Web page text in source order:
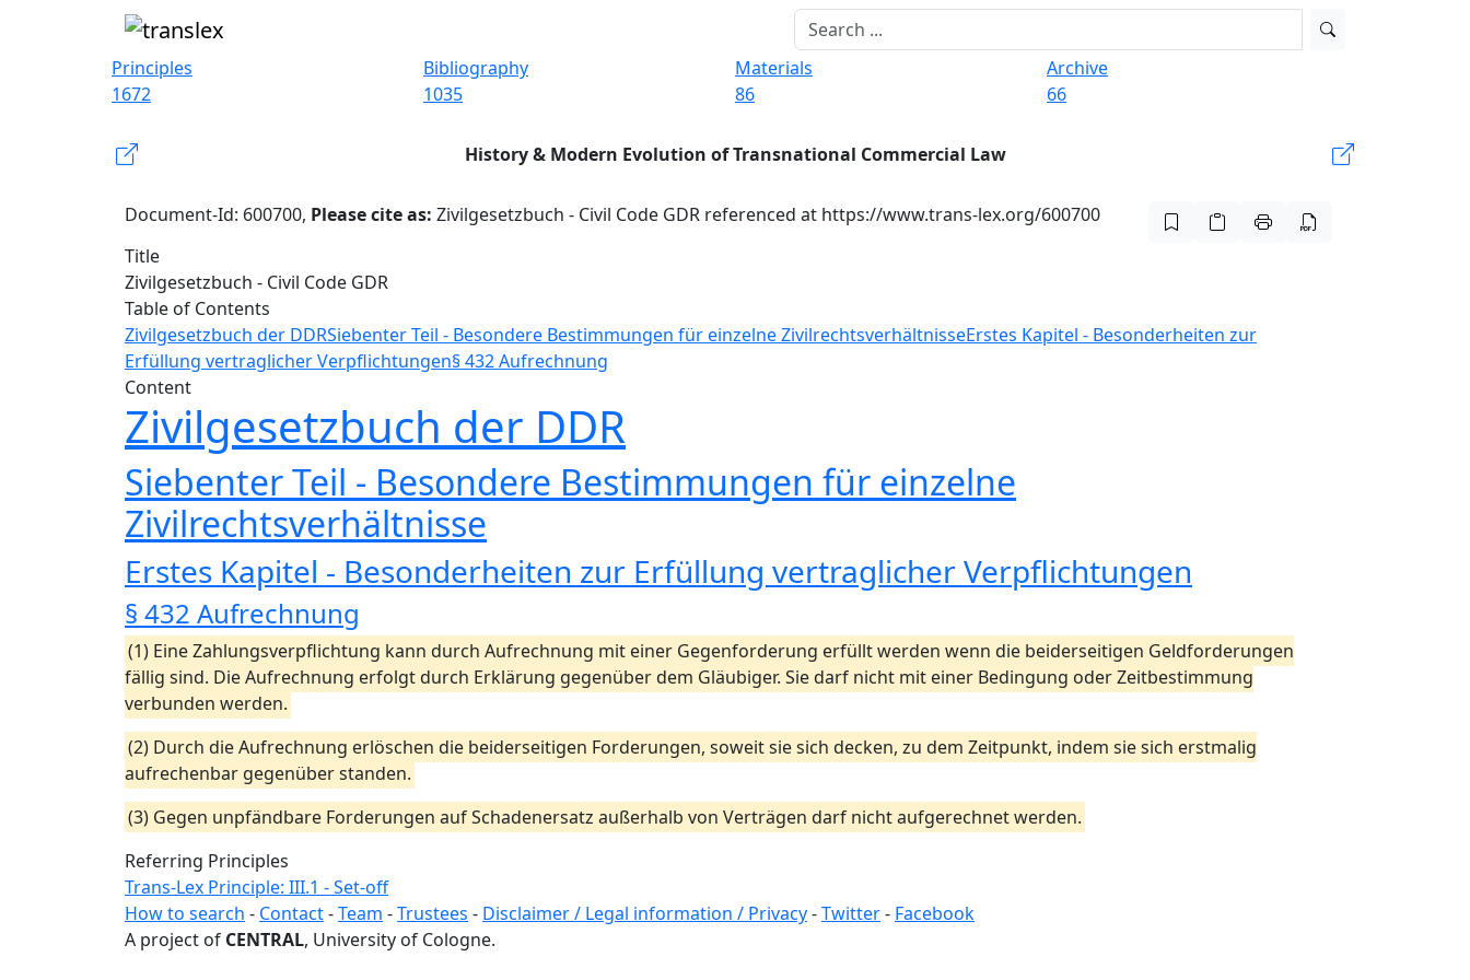
Principles
1672
Bibliography
1035
Materials
86
Archive
66
History & Modern Evolution of Transnational Commercial Law
Document-Id: 600700, Please cite as: Zivilgesetzbuch - Civil Code GDR referenced at https://www.trans-lex.org/600700
Title
Zivilgesetzbuch - Civil Code GDR
Table of Contents
Zivilgesetzbuch der DDRSiebenter Teil - Besondere Bestimmungen für einzelne ZivilrechtsverhältnisseErstes Kapitel - Besonderheiten zur
Erfüllung vertraglicher Verpflichtungen§ 432 Aufrechnung
Content
Zivilgesetzbuch der DDR
Siebenter Teil - Besondere Bestimmungen für einzelne
Zivilrechtsverhältnisse
Erstes Kapitel - Besonderheiten zur Erfüllung vertraglicher Verpflichtungen
§ 432 Aufrechnung
(1) Eine Zahlungsverpflichtung kann durch Aufrechnung mit einer Gegenforderung erfüllt werden wenn die beiderseitigen Geldforderungen
fällig sind. Die Aufrechnung erfolgt durch Erklärung gegenüber dem Gläubiger. Sie darf nicht mit einer Bedingung oder Zeitbestimmung
verbunden werden.
(2) Durch die Aufrechnung erlöschen die beiderseitigen Forderungen, soweit sie sich decken, zu dem Zeitpunkt, indem sie sich erstmalig
aufrechenbar gegenüber standen.
(3) Gegen unpfändbare Forderungen auf Schadenersatz außerhalb von Verträgen darf nicht aufgerechnet werden.
Referring Principles
Trans-Lex Principle: III.1 - Set-off
How to search - Contact-Team -Trustees - Disclaimer / Legal information / Privacy-Twitter- Facebook
A project of CENTRAL, University of Cologne.